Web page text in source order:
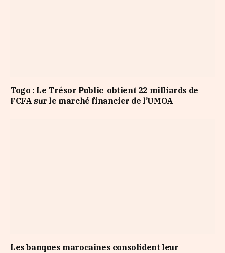
Togo : Le Trésor Public obtient 22 milliards de
FCFA sur le marché financier de l’UMOA
Les banques marocaines consolident leur